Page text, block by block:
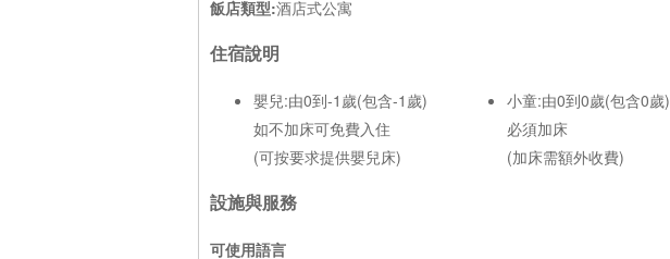
飯店類型:酒店式公寓
住宿說明
嬰兒:由0到-1歲(包含-1歲)
如不加床可免費入住
(可按要求提供嬰兒床)
小童:由0到0歲(包含0歲)
必須加床
(加床需額外收費)
設施與服務
可使用語言